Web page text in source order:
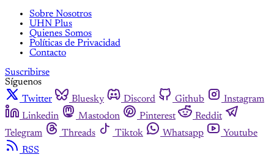
Sobre Nosotros
UHN Plus
Quienes Somos
Políticas de Privacidad
Contacto
Suscribirse
Síguenos
Twitter
Bluesky Discord Github
Instagram
Linkedin
Mastodon Pinterest
Reddit
Telegram
Threads Tiktok Whatsapp
Youtube
RSS